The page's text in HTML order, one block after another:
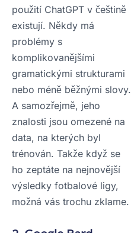
použití ChatGPT v češtině
existují. Někdy má
problémy s
komplikovanějšími
gramatickými strukturami
nebo méně běžnými slovy.
A samozřejmě, jeho
znalosti jsou omezené na
data, na kterých byl
trénován. Takže když se
ho zeptáte na nejnovější
výsledky fotbalové ligy,
možná vás trochu zklame.